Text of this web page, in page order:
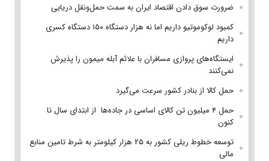
ضرورت سوق دادن اقتصاد ایران به سمت حمل‌ونقل دریایی
کمبود لوکوموتیو داریم اما نه هزار دستگاه ۱۵۰ دستگاه کسری
داریم
ایستگاه‌های پروازی مسافران با علائم آبله میمون را پذیرش
نمی‌کنند
حمل کالا از بنادر کشور سرعت می‌گیرد
حمل ۴ میلیون تن کالای اساسی در جاده‌ها از ابتدای سال تا
کنون
توسعه خطوط ریلی کشور به ۲۵ هزار کیلومتر به شرط تامین منابع
مالی